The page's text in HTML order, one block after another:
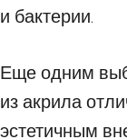
и бактерии.
Еще одним
из акрила
эстетичным